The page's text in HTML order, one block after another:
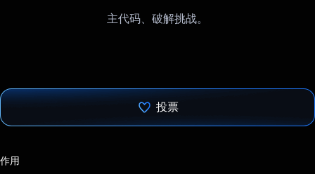
主代码、破解挑战。
投票
作用